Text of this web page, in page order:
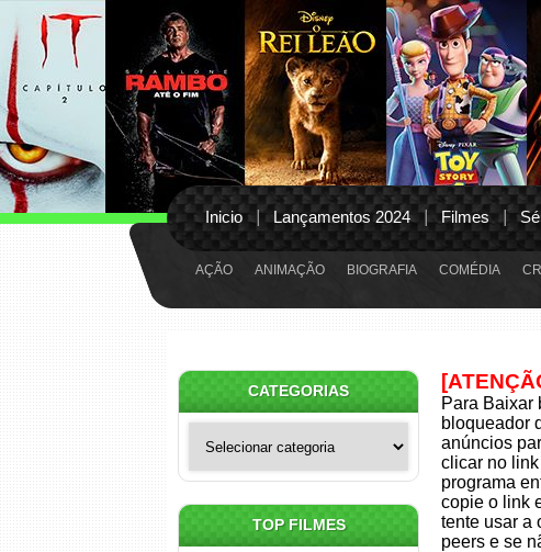
Inicio Lançamentos 2024 Filmes
AÇÃO ANIMAÇÃO BIOGRAFIA COMÉDIA
Para Baixar
bloqueador
anúncios
clicar no
programa
copie o link
tente usar a
peers e se
CATEGORIAS
TOP FILMES